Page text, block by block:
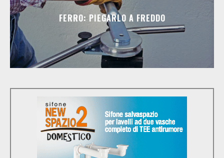
FERRO: PIEGARLO A FREDDO